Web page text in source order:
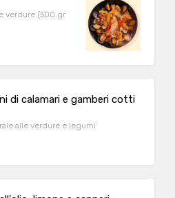
verdure (500 gr
di calamari e gamberi cotti
alle verdure e legumi